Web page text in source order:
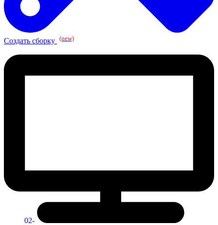
Создать сборку (new)
02-